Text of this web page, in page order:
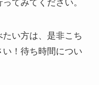
てみてください。
い方は、是非こち
！待ち時間につい